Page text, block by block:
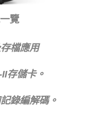
覽
檔應用
存儲卡。
錄編解碼。